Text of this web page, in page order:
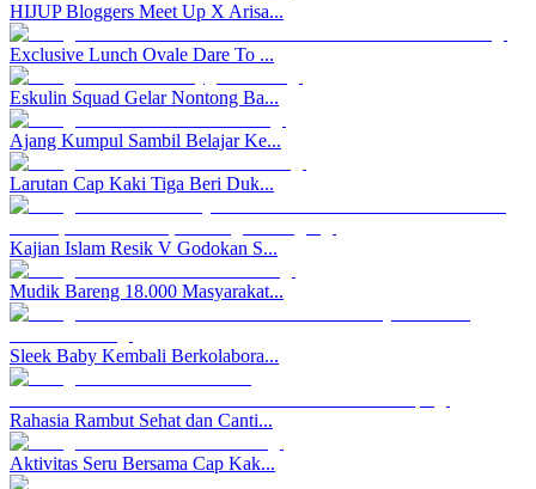
HIJUP Bloggers Meet Up X Arisa...
Exclusive Lunch Ovale Dare To ...
Eskulin Squad Gelar Nontong Ba...
Ajang Kumpul Sambil Belajar Ke...
Larutan Cap Kaki Tiga Beri Duk...
Kajian Islam Resik V Godokan S...
Mudik Bareng 18.000 Masyarakat...
Sleek Baby Kembali Berkolabora...
Rahasia Rambut Sehat dan Canti...
Aktivitas Seru Bersama Cap Kak...